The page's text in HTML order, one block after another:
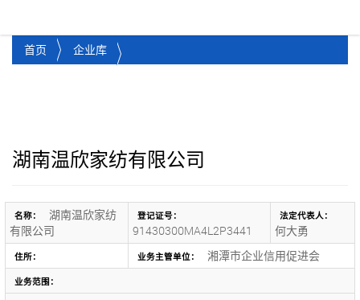
首页 企业库
湖南温欣家纺有限公司
名称：
湖南温欣家纺
有限公司
登记证号：
91430300MA4L2P3441
法定代表人：
何大勇
住所： 业务主管单位： 湘潭市企业信用促进会
业务范围：